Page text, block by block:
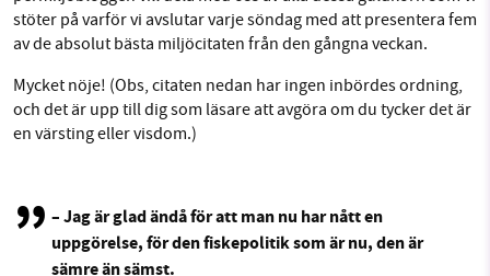
Threads LinkedIn
stöter på varför vi avslutar varje söndag med att pre­sen­te­ra fem
av de absolut bästa mil­jö­ci­ta­ten från den gångna veckan.
Mycket nöje! (Obs, citaten nedan har ingen inbördes ordning,
och det är upp till dig som läsare att avgöra om du tycker det är
en värsting eller visdom.)
– Jag är glad ändå för att man nu har nått en
uppgörelse, för den fiskepolitik som är nu, den är
starten 2010 har vår ideella redaktion drivit
miljödebatten framåt genom
nyhetsbevakning och granskningar. Nu vill vi
utveckla vårt arbete – och vi hoppas att du
vill hjälpa oss.
1231368703